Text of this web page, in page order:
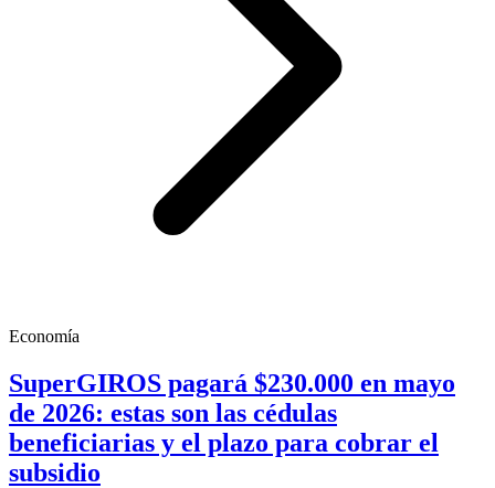
Economía
SuperGIROS pagará $230.000 en mayo
de 2026: estas son las cédulas
beneficiarias y el plazo para cobrar el
subsidio